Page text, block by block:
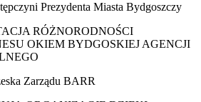
Prezydenta Miasta Bydgoszczy
RÓŻNORODNOŚCI
OKIEM BYDGOSKIEJ AGENCJI
Zarządu BARR